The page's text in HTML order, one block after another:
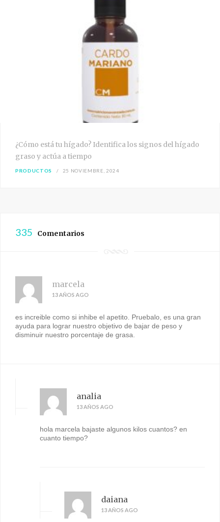
¿Cómo está tu hígado? Identifica los signos del hígado
graso y actúa a tiempo
PRODUCTOS 25 NOVIEMBRE, 2024
335 Comentarios
marcela
13 AÑOS AGO
es increible como si inhibe el apetito. Pruebalo, es una gran
ayuda para lograr nuestro objetivo de bajar de peso y
disminuir nuestro porcentaje de grasa.
analia
13 AÑOS AGO
hola marcela bajaste algunos kilos cuantos? en
cuanto tiempo?
daiana
13 AÑOS AGO